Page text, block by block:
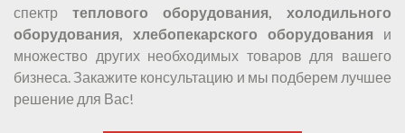
спектр теплового оборудования, холодильного
оборудования, хлебопекарского оборудования и
множество других необходимых товаров для вашего
бизнеса. Закажите консультацию и мы подберем лучшее
решение для Вас!